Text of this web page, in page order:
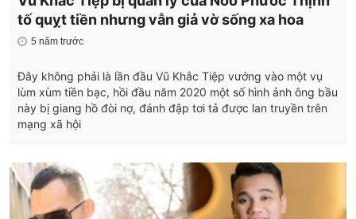
tố quỵt tiền nhưng vẫn giả vờ sống xa hoa
5 năm trước
Đây không phải là lần đầu Vũ Khắc Tiệp vướng vào một vụ
lùm xùm tiền bạc, hồi đầu năm 2020 một số hình ảnh ông bầu
này bị giang hồ đòi nợ, đánh đập tơi tả được lan truyền trên
mạng xã hội